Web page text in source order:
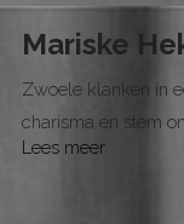
Mariske
Zwoele klanken in
charisma en stem
Lees meer